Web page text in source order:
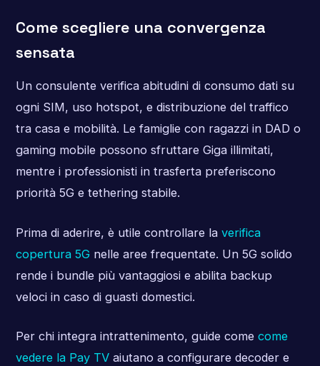
Come scegliere una convergenza
sensata
Un consulente verifica abitudini di consumo dati su
ogni SIM, uso hotspot, e distribuzione del traffico
tra casa e mobilità. Le famiglie con ragazzi in DAD o
gaming mobile possono sfruttare Giga illimitati,
mentre i professionisti in trasferta preferiscono
priorità 5G e tethering stabile.
Prima di aderire, è utile controllare la verifica
copertura 5Gnelle aree frequentate. Un 5G solido
rende i bundle più vantaggiosi e abilita backup
veloci in caso di guasti domestici.
Per chi integra intrattenimento, guide come come
vedere la Pay TVaiutano a configurare decoder e